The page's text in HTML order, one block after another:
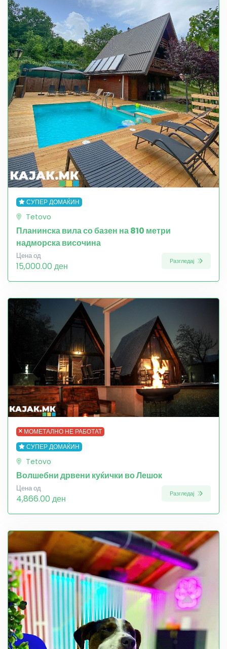
СУПЕР ДОМАЌИН
Tetovo
Планинска вила со базен на 810 метри
надморска височина
Цена од
15,000.00 ден Разгледај
МОМЕТАЛНО НЕ РАБОТАТ
СУПЕР ДОМАЌИН
Tetovo
Волшебни дрвени куќички во Лешок
Цена од
4,866.00 ден Разгледај